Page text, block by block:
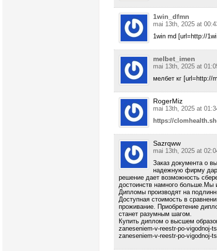
1win_dfmn
mai 13th, 2025 at
1win md [url=http://
melbet_imen
mai 13th, 2025 at
мелбет кг [url=http://
RogerMiz
mai 13th, 2025 at
https://
Sazrqww
mai 13th, 2025 at
Заказ документа о
надежную фирму
решение дает возможность
достоинств намного
Дипломы производят на
Доступная стоимость в
проживание. Приобретение
станет разумным шагом.
Купить диплом о высшем
zaneseniem-v-reestr-po-vigodnoj-
zaneseniem-v-reestr-po-vigodnoj-